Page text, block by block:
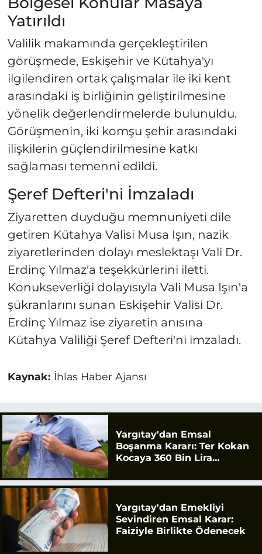
Yatırıldı
Valilik makamında gerçekleştirilen
görüşmede, Eskişehir ve Kütahya'yı
ilgilendiren ortak çalışmalar ile iki kent
arasındaki iş birliğinin geliştirilmesine
yönelik değerlendirmelerde bulunuldu.
Görüşmenin, iki komşu şehir arasındaki
ilişkilerin güçlendirilmesine katkı
sağlaması temenni edildi.
Şeref Defteri'ni İmzaladı
Ziyaretten duyduğu memnuniyeti dile
getiren Kütahya Valisi Musa Işın, nazik
ziyaretlerinden dolayı meslektaşı Vali Dr.
Erdinç Yılmaz'a teşekkürlerini iletti.
Konukseverliği dolayısıyla Vali Musa Işın'a
şükranlarını sunan Eskişehir Valisi Dr.
Erdinç Yılmaz ise ziyaretin anısına
Kütahya Valiliği Şeref Defteri'ni imzaladı.
Kaynak: İhlas Haber Ajansı
Yargıtay'dan Emsal
Boşanma Kararı: Ter Kokan
Kocaya 360 Bin Lira
Yargıtay'dan Emekliyi
Sevindiren Emsal Karar:
Faiziyle Birlikte Ödenecek